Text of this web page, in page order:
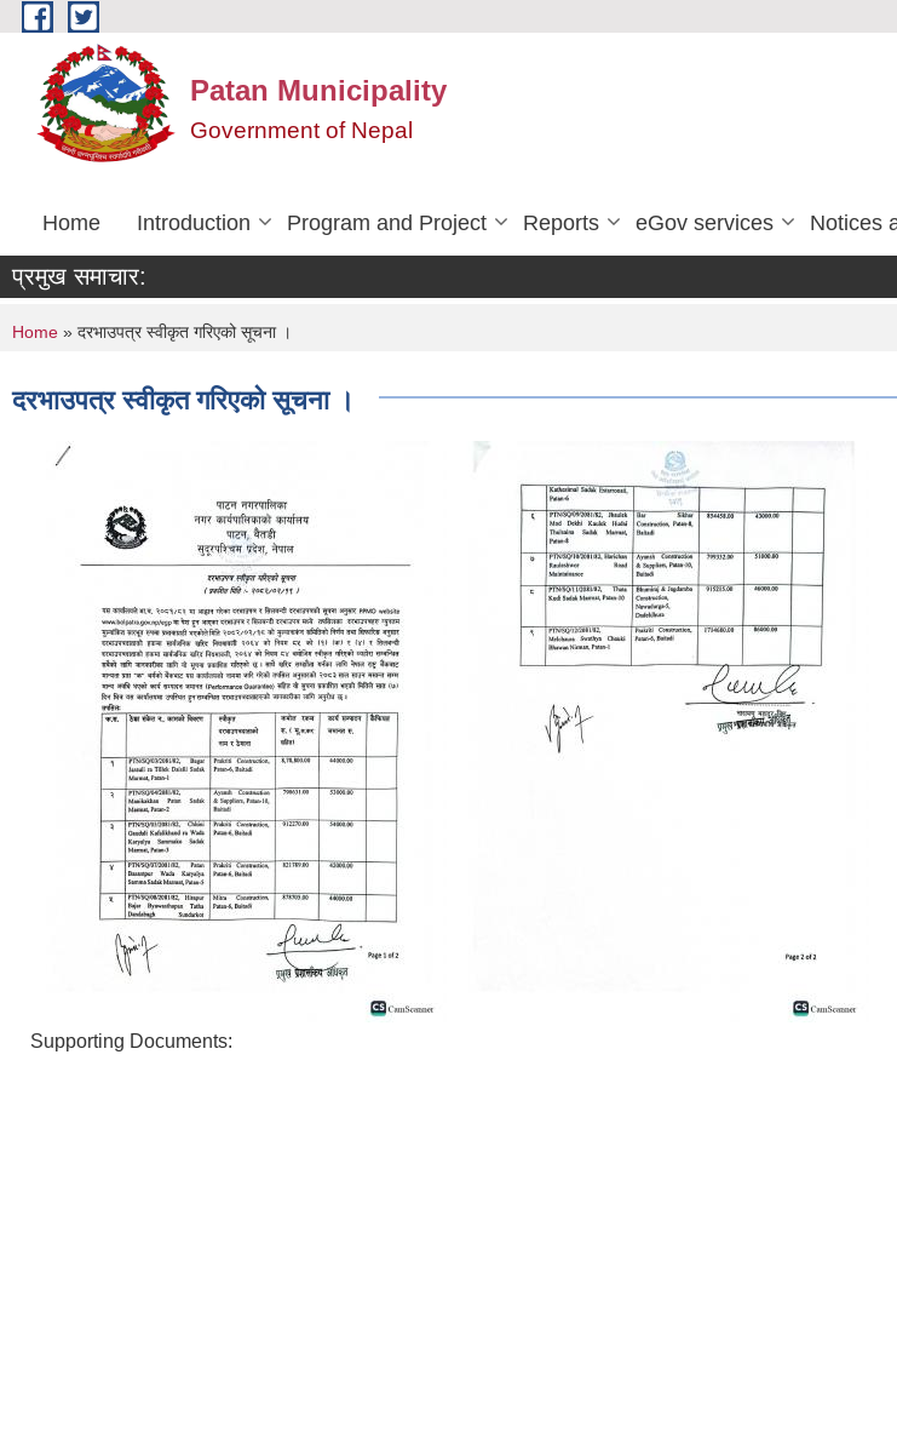
Skip to main content
Patan Municipality
Government of Nepal
Home Introduction Program and Project Reports eGov services Notices
प्रमुख समाचार:
You are here
Home » दरभाउपत्र स्वीकृत गरिएको सूचना ।
दरभाउपत्र स्वीकृत गरिएको सूचना ।
Supporting Documents: